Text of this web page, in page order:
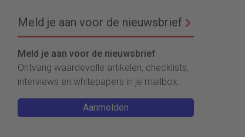
Meld je aan voor de nieuwsbrief
Meld je aan voor de nieuwsbrief
Ontvang waardevolle artikelen, checklists,
interviews en whitepapers in je mailbox.
Aanmelden